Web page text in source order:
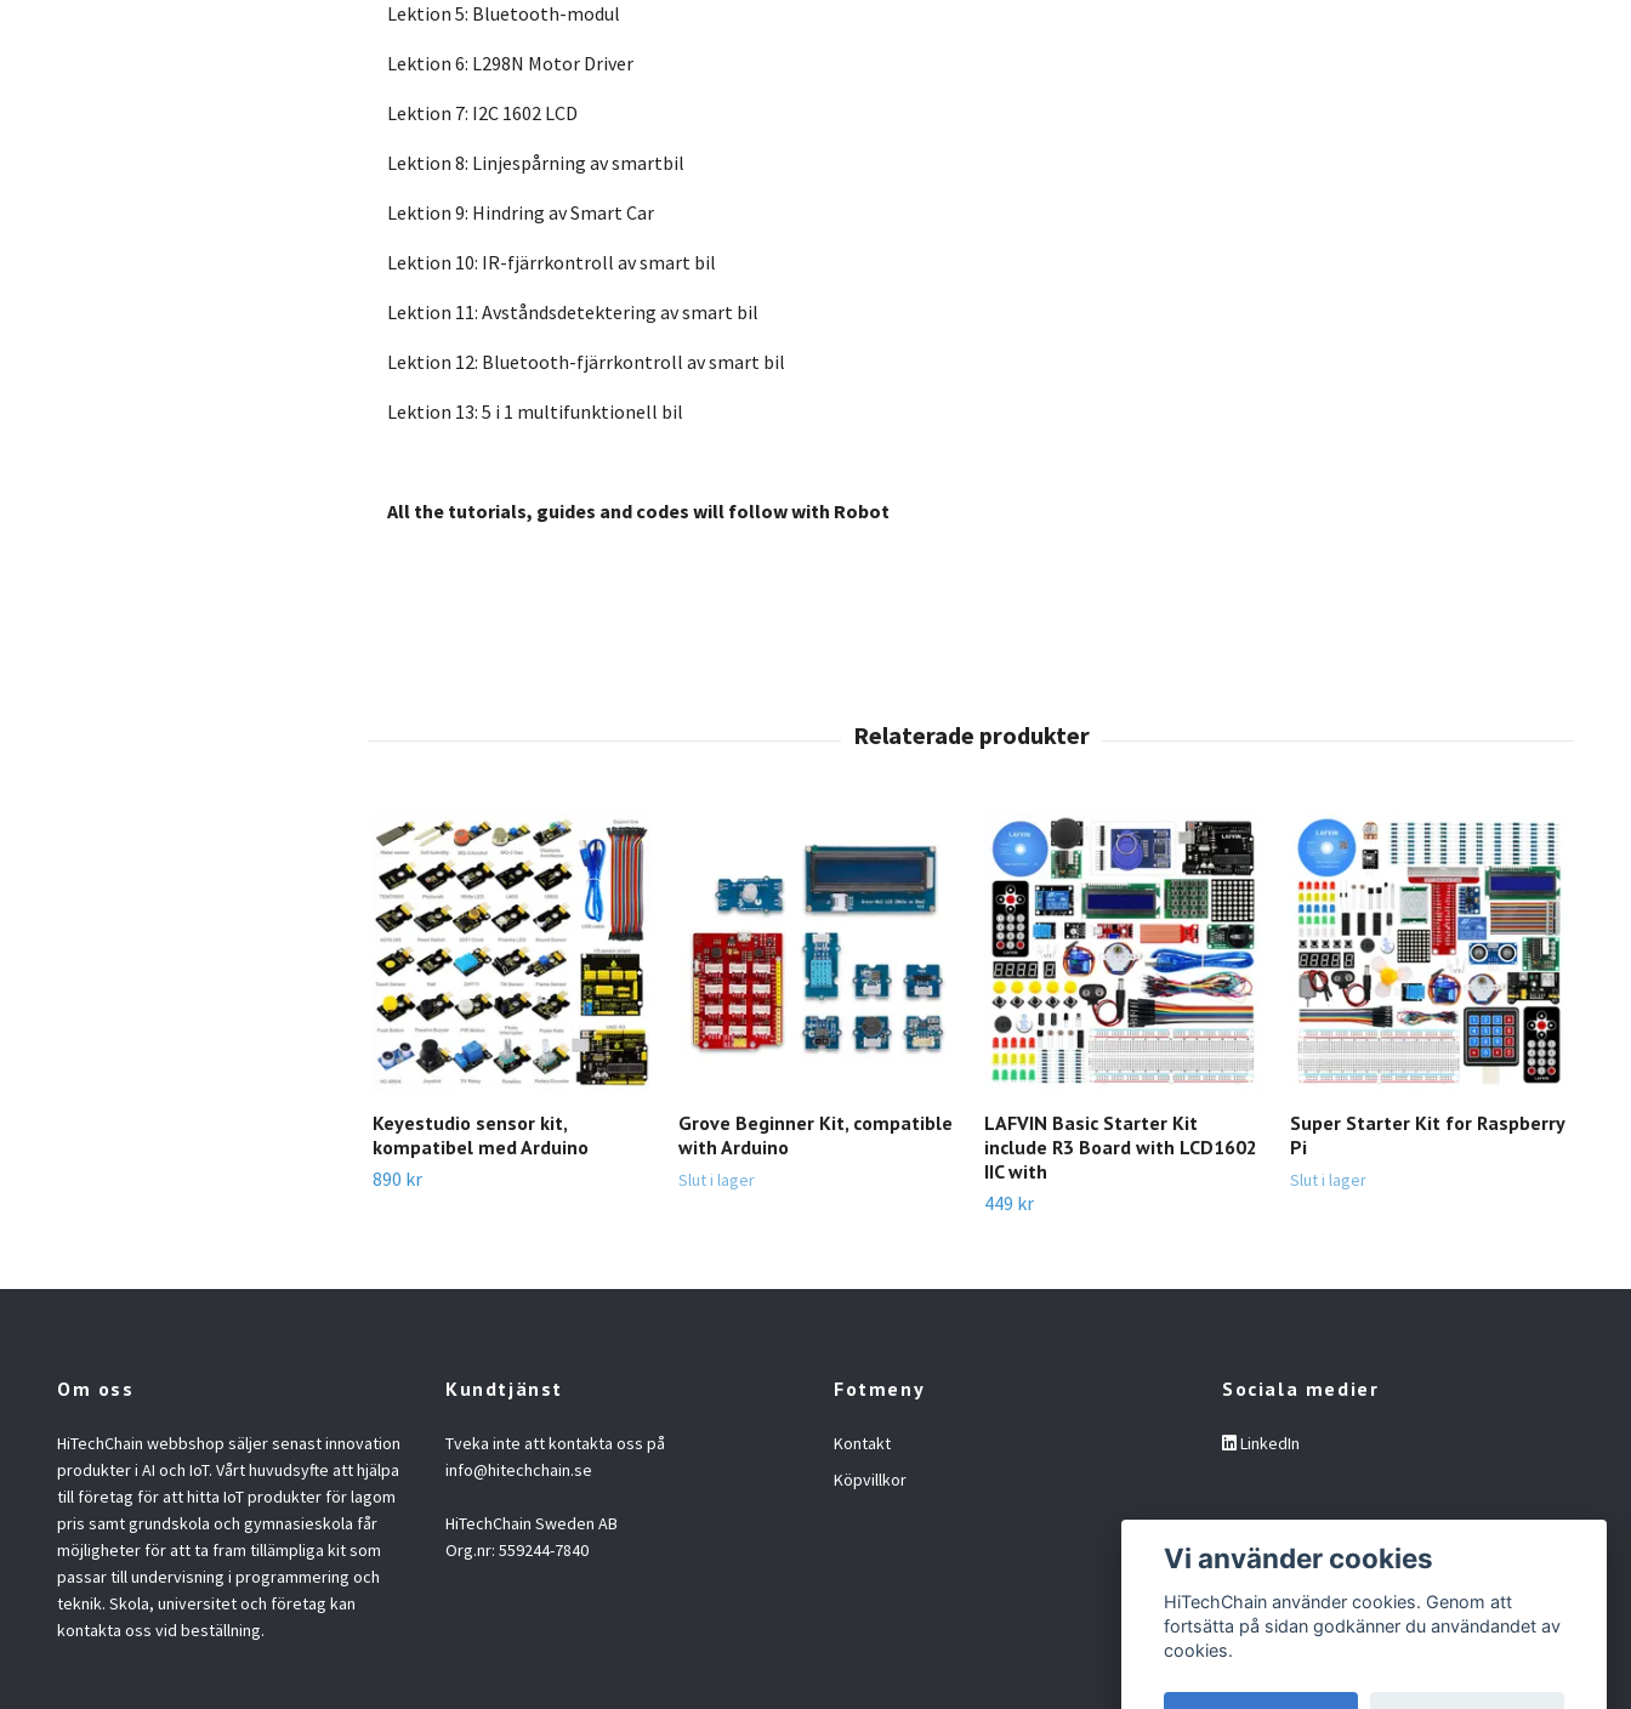
Lektion 5: Bluetooth-modul
Lektion 6: L298N Motor Driver
Lektion 7: I2C 1602 LCD
Lektion 8: Linjespårning av smartbil
Lektion 9: Hindring av Smart Car
Lektion 10: IR-fjärrkontroll av smart bil
Lektion 11: Avståndsdetektering av smart bil
Lektion 12: Bluetooth-fjärrkontroll av smart bil
Lektion 13: 5 i 1 multifunktionell bil
All the tutorials, guides and codes will follow with Robot
Keyestudio sensor kit,
kompatibel med Arduino
890 kr
Grove Beginner Kit, compatible
with Arduino
Slut i lager
LAFVIN Basic Starter Kit
include R3 Board with LCD1602
IIC with
449 kr
Super Starter Kit for Raspberry
Pi
Slut i lager
Om oss
HiTechChain webbshop säljer senast innovation
produkter i AI och IoT. Vårt huvudsyfte att hjälpa
till företag för att hitta IoT produkter för lagom
pris samt grundskola och gymnasieskola får
möjligheter för att ta fram tillämpliga kit som
passar till undervisning i programmering och
teknik. Skola, universitet och företag kan
kontakta oss vid beställning.
Kundtjänst
Tveka inte att kontakta oss på
info@hitechchain.se
HiTechChain Sweden AB
Org.nr: 559244-7840
Fotmeny
Kontakt
Köpvillkor
Sociala medier
LinkedIn
Vi använder cookies
HiTechChain använder cookies. Genom att
fortsätta på sidan godkänner du användandet av
cookies.